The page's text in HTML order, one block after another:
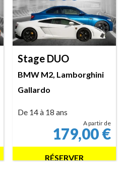
Stage DUO
BMW M2, Lamborghini
Gallardo
De 14 à 18 ans
A partir de
179,00€
RÉSERVER